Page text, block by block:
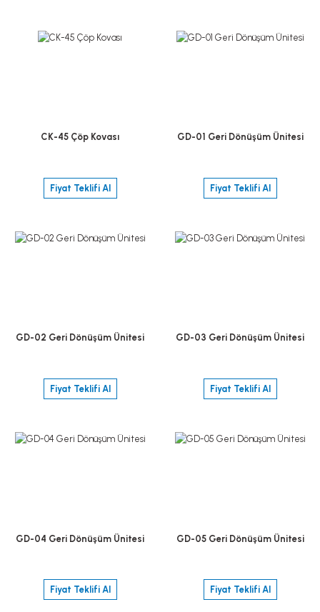
CK-45 Çöp Kovası
Fiyat Teklifi Al
GD-01 Geri Dönüşüm Ünitesi
Fiyat Teklifi Al
GD-02 Geri Dönüşüm Ünitesi
Fiyat Teklifi Al
GD-03 Geri Dönüşüm Ünitesi
Fiyat Teklifi Al
GD-04 Geri Dönüşüm Ünitesi
Fiyat Teklifi Al
GD-05 Geri Dönüşüm Ünitesi
Fiyat Teklifi Al